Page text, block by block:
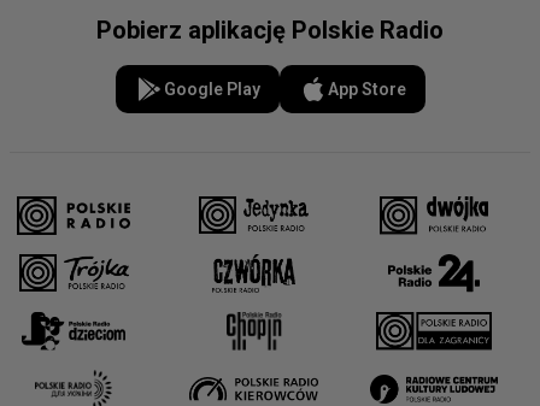
Pobierz aplikację Polskie Radio
Google Play App Store